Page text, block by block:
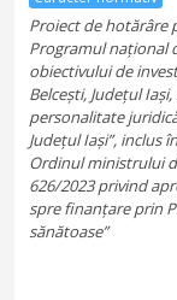
Proiect de hotărâre
Programul național
obiectivului de
Belcești, Județul
personalitate
Județul Iași”, inclus
Ordinul ministrului
626/2023 privind
spre finanțare prin
sănătoase”